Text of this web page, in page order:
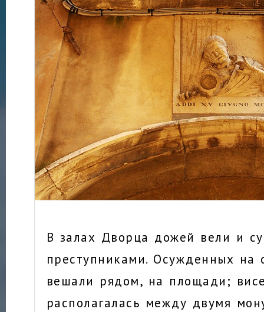
В залах Дворца дожей вели и
преступниками. Осужденных на
вешали рядом, на площади;
располагалась между двумя